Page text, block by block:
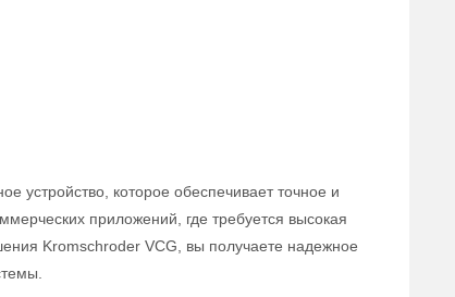
устройство, которое обеспечивает точное и
приложений, где требуется высокая
Kromschroder VCG, вы получаете надежное